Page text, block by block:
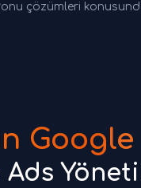
çözümleri
Google
Ads